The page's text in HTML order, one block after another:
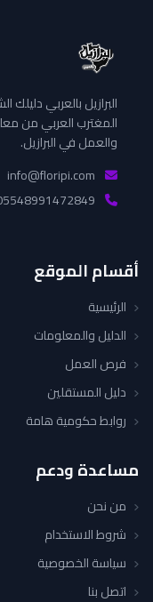
البرازيل بالعربي
المغترب العربي من
والعمل في البرازيل.
أقسام الموقع
الرئيسية
الدليل والمعلومات
فرص العمل
دليل المستقلين
روابط حكومية هامة
مساعدة ودعم
من نحن
شروط الاستخدام
سياسة الخصوصية
اتصل بنا